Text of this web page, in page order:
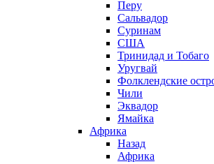
Перу
Сальвадор
Суринам
США
Тринидад и Тобаго
Уругвай
Фолклендские
Чили
Эквадор
Ямайка
Африка
Назад
Африка